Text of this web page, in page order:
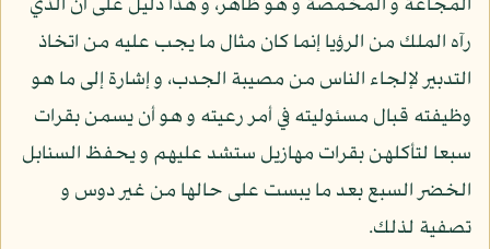
المجاعة و المخمصة و هو ظاهر، و هذا دليل على أن الذي
رآه الملك من الرؤيا إنما كان مثال ما يجب عليه من اتخاذ
التدبير لإلجاء الناس من مصيبة الجدب، و إشارة إلى ما هو
وظيفته قبال مسئوليته في أمر رعيته و هو أن يسمن بقرات
سبعا لتأكلهن بقرات مهازيل ستشد عليهم و يحفظ السنابل
الخضر السبع بعد ما يبست على حالها من غير دوس و
تصفية لذلك.